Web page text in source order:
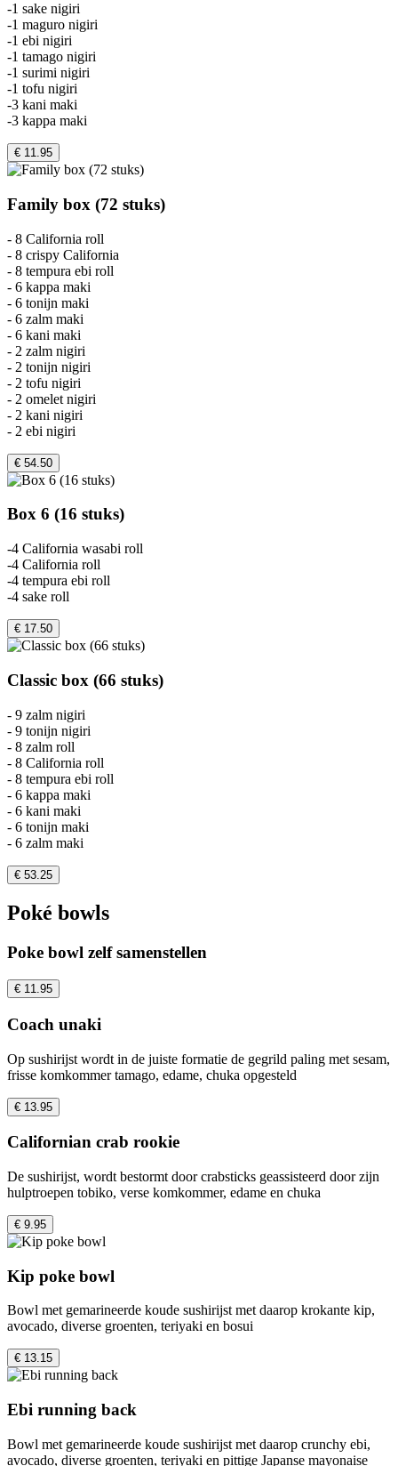
-1 sake nigiri
-1 maguro nigiri
-1 ebi nigiri
-1 tamago nigiri
-1 surimi nigiri
-1 tofu nigiri
-3 kani maki
-3 kappa maki
€ 11.95
Family box (72 stuks)
- 8 California roll
- 8 crispy California
- 8 tempura ebi roll
- 6 kappa maki
- 6 tonijn maki
- 6 zalm maki
- 6 kani maki
- 2 zalm nigiri
- 2 tonijn nigiri
- 2 tofu nigiri
- 2 omelet nigiri
- 2 kani nigiri
- 2 ebi nigiri
€ 54.50
Box 6 (16 stuks)
-4 California wasabi roll
-4 California roll
-4 tempura ebi roll
-4 sake roll
€ 17.50
Classic box (66 stuks)
- 9 zalm nigiri
- 9 tonijn nigiri
- 8 zalm roll
- 8 California roll
- 8 tempura ebi roll
- 6 kappa maki
- 6 kani maki
- 6 tonijn maki
- 6 zalm maki
€ 53.25
Poké bowls
Poke bowl zelf samenstellen
€ 11.95
Coach unaki
Op sushirijst wordt in de juiste formatie de gegrild paling met sesam,
frisse komkommer tamago, edame, chuka opgesteld
€ 13.95
Californian crab rookie
De sushirijst, wordt bestormt door crabsticks geassisteerd door zijn
hulptroepen tobiko, verse komkommer, edame en chuka
€ 9.95
Kip poke bowl
Bowl met gemarineerde koude sushirijst met daarop krokante kip,
avocado, diverse groenten, teriyaki en bosui
€ 13.15
Ebi running back
Bowl met gemarineerde koude sushirijst met daarop crunchy ebi,
avocado, diverse groenten, teriyaki en pittige Japanse mayonaise